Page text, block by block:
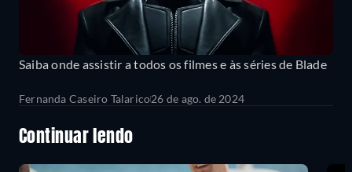
Saiba onde assistir a todos os filmes e às séries de Blade
Fernanda Caseiro Talarico26 de ago. de 2024
Continuar lendo